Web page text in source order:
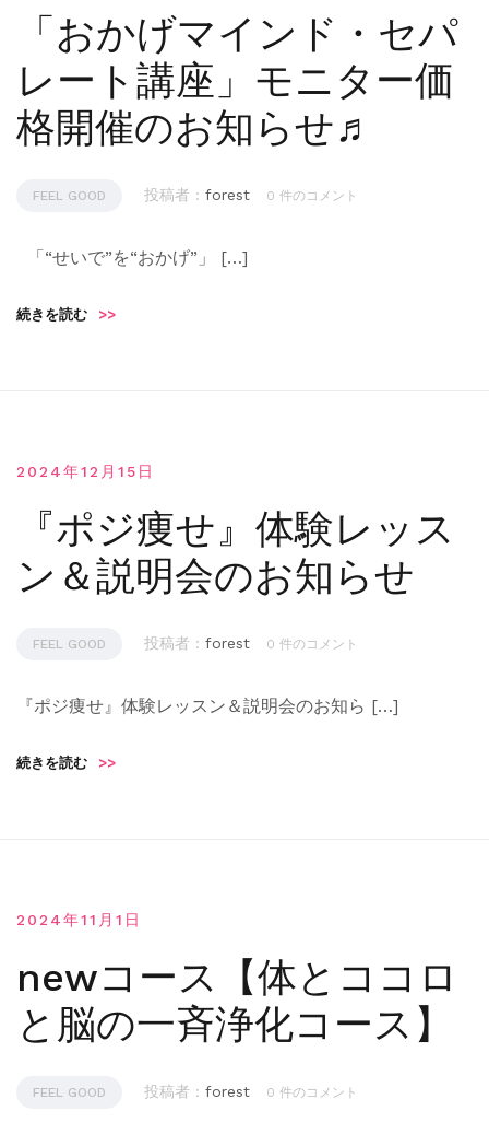
「おかげマインド・セパ
レート講座」モニター価
格開催のお知らせ♬
FEEL GOOD 投稿者 : forest 0 件のコメント
「“せいで”を“おかげ”」 […]
続きを読む >>
2024年12月15日
『ポジ痩せ』体験レッス
ン＆説明会のお知らせ
FEEL GOOD 投稿者 : forest 0 件のコメント
『ポジ痩せ』体験レッスン＆説明会のお知ら […]
続きを読む >>
2024年11月1日
newコース【体とココロ
と脳の一斉浄化コース】
FEEL GOOD 投稿者 : forest 0 件のコメント